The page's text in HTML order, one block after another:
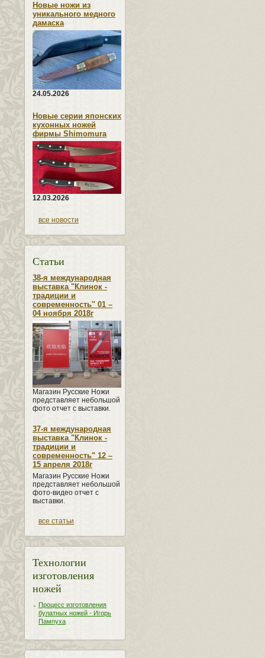
Новые ножи из
уникального медного
дамаска
24.05.2026
Новые серии японских
кухонных ножей
фирмы Shimomura
12.03.2026
все новости
Статьи
38-я международная
выставка "Клинок -
традиции и
современность" 01 –
04 ноября 2018г
Магазин Русские Ножи
представляет небольшой
фото отчет с выставки.
37-я международная
выставка "Клинок -
традиции и
современность" 12 –
15 апреля 2018г
Магазин Русские Ножи
представляет небольшой
фото-видео отчет с
выставки.
все статьи
Технологии
изготовления
ножей
Процесс изготовления
булатных ножей - Игорь
Пампуха